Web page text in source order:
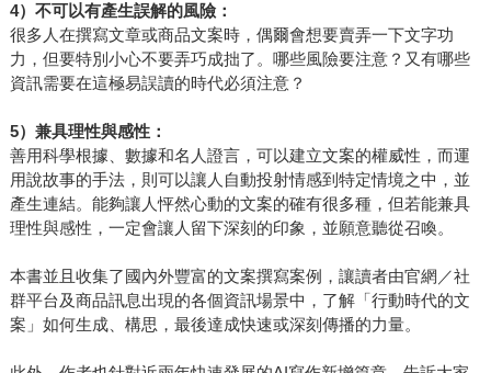
4）不可以有產生誤解的風險：
很多人在撰寫文章或商品文案時，偶爾會想要賣弄一下文字功
力，但要特別小心不要弄巧成拙了。哪些風險要注意？又有哪些
資訊需要在這極易誤讀的時代必須注意？
5）兼具理性與感性：
善用科學根據、數據和名人證言，可以建立文案的權威性，而運
用說故事的手法，則可以讓人自動投射情感到特定情境之中，並
產生連結。能夠讓人怦然心動的文案的確有很多種，但若能兼具
理性與感性，一定會讓人留下深刻的印象，並願意聽從召喚。
本書並且收集了國內外豐富的文案撰寫案例，讓讀者由官網／社
群平台及商品訊息出現的各個資訊場景中，了解「行動時代的文
案」如何生成、構思，最後達成快速或深刻傳播的力量。